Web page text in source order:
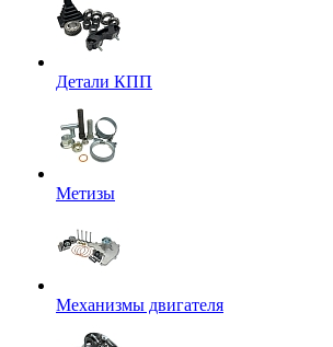
Детали КПП
Метизы
Механизмы двигателя